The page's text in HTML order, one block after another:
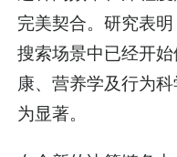
完美契合。研究表
搜索场景中已经开
康、营养学及行为
为显著。